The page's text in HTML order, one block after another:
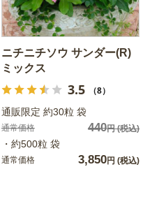
ニチニチソウ サンダー(R)
ミックス
3.5 （8）
通販限定 約30粒 袋
通常価格 440円(税込)
・約500粒 袋
通常価格 3,850円 (税込)